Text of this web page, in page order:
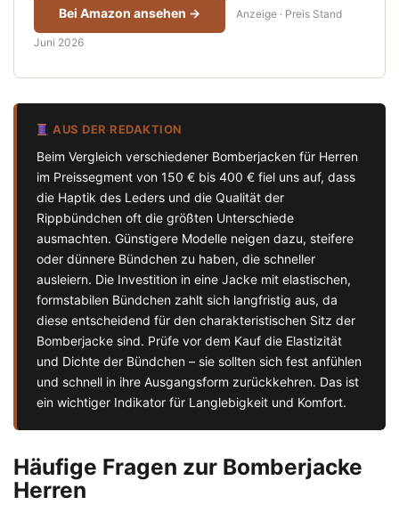
Bei Amazon ansehen → Anzeige · Preis Stand
Juni 2026
AUS DER REDAKTION
Beim Vergleich verschiedener Bomberjacken für Herren
im Preissegment von 150 € bis 400 € fiel uns auf, dass
die Haptik des Leders und die Qualität der
Rippbündchen oft die größten Unterschiede
ausmachten. Günstigere Modelle neigen dazu, steifere
oder dünnere Bündchen zu haben, die schneller
ausleiern. Die Investition in eine Jacke mit elastischen,
formstabilen Bündchen zahlt sich langfristig aus, da
diese entscheidend für den charakteristischen Sitz der
Bomberjacke sind. Prüfe vor dem Kauf die Elastizität
und Dichte der Bündchen – sie sollten sich fest anfühlen
und schnell in ihre Ausgangsform zurückkehren. Das ist
ein wichtiger Indikator für Langlebigkeit und Komfort.
Häufige Fragen zur Bomberjacke
Herren